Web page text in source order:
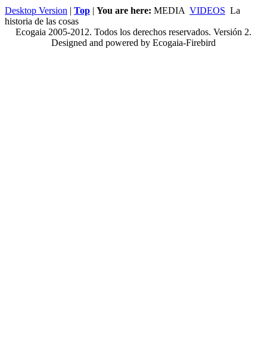
Desktop Version | Top | You are here: MEDIA VIDEOS La
historia de las cosas
Ecogaia 2005-2012. Todos los derechos reservados. Versión 2.
Designed and powered by Ecogaia-Firebird